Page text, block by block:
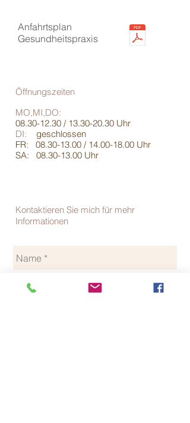
Anfahrtsplan
Gesundheitspraxis
Kontaktieren Sie mich für mehr
Informationen
Öffnungszeiten
MO,MI,DO:
08.30-12.30 / 13.30-20.30 Uhr
DI: geschlossen
FR: 08.30-13.00 / 14.00-18.00 Uhr
SA: 08.30-13.00 Uhr